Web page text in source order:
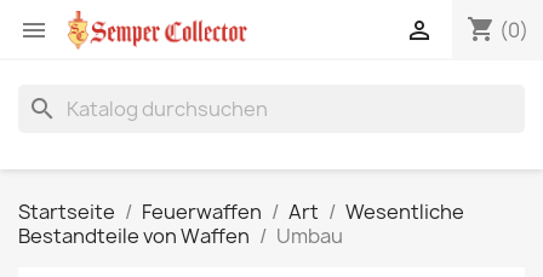
 shopping_cart (0)

search
Startseite Feuerwaffen Art
Wesentliche
Bestandteile von Waffen
Umbau